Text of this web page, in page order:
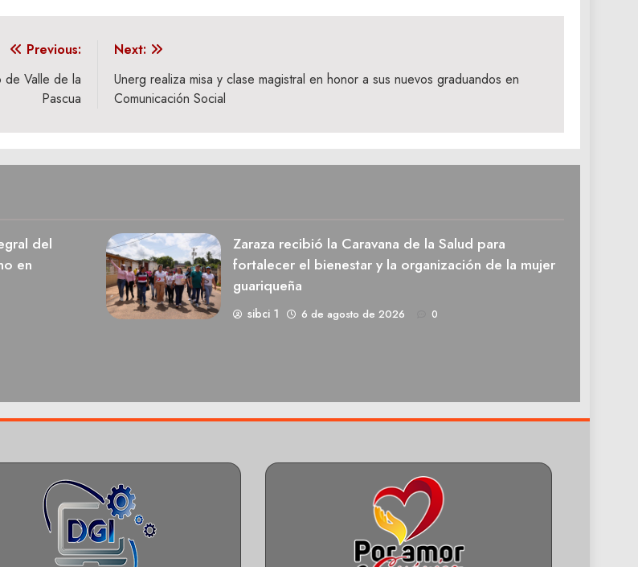
Previous:
de Valle de la
Pascua
Next:
Unerg realiza misa y clase magistral en honor a sus nuevos graduandos en
Comunicación Social
del
en
Zaraza recibió la Caravana de la Salud para
fortalecer el bienestar y la organización de la mujer
guariqueña
sibci 1 6 de agosto de 2026 0